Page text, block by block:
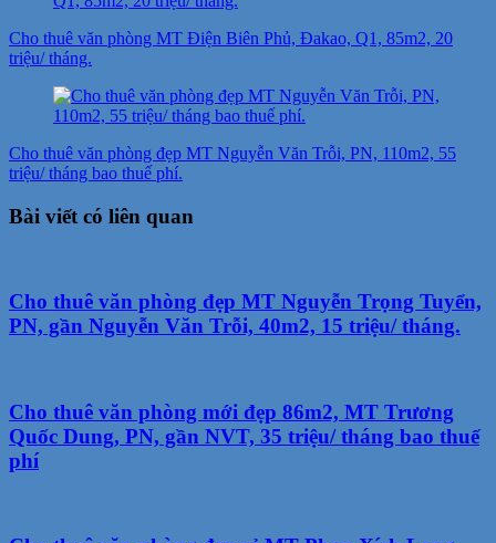
Cho thuê văn phòng MT Điện Biên Phủ, Đakao, Q1, 85m2, 20
triệu/ tháng.
Cho thuê văn phòng đẹp MT Nguyễn Văn Trỗi, PN, 110m2, 55
triệu/ tháng bao thuế phí.
Bài viết có liên quan
Cho thuê văn phòng đẹp MT Nguyễn Trọng Tuyển,
PN, gần Nguyễn Văn Trỗi, 40m2, 15 triệu/ tháng.
Cho thuê văn phòng mới đẹp 86m2, MT Trương
Quốc Dung, PN, gần NVT, 35 triệu/ tháng bao thuế
phí